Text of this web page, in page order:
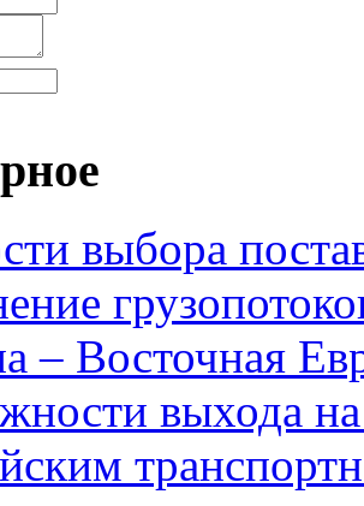
выбора
– Восточная
выхода